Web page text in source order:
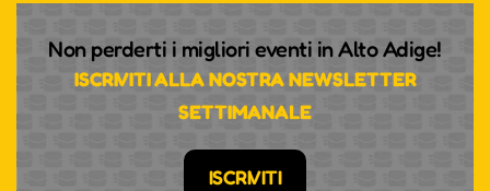
Non perderti i migliori eventi in Alto Adige!
ISCRIVITI ALLA NOSTRA NEWSLETTER
SETTIMANALE
ISCRIVITI